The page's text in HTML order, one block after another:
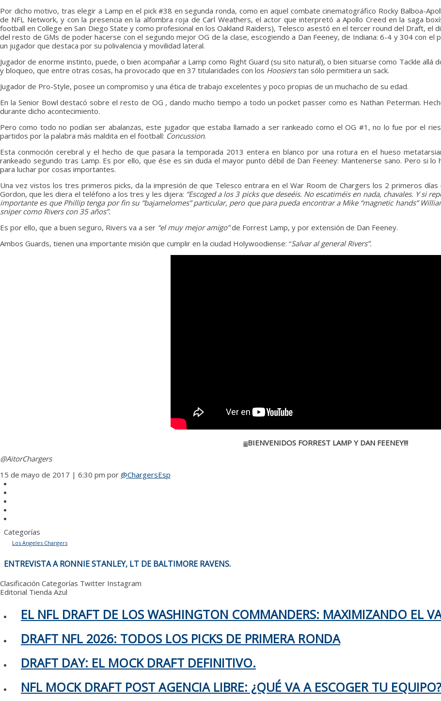
Por dicho motivo, tras elegir a Lamp en el pick #38 en segunda ronda, como en aquel combate cinematográfico Rocky Balboa-
de NFL Network, y con la presencia en la alfombra roja de Carl Weathers, el actor que interpretó a Apollo Creed en la saga
football en College en San Diego State y como profesional en los Oakland Raiders), Telesco asestó en el tercer round del Draft,
del resto de GMs de poder hacerse con el segundo mejor OG de la clase, escogiendo a Dan Feeney, de Indiana: 6-4 y 304 con el
un jugador que destaca por su polivalencia y movilidad lateral.
Jugador de enorme instinto, puede, o bien acompañar a Lamp como Right Guard (su sito natural), o bien situarse como Tackle
y bloqueo, que entre otras cosas, ha provocado que en 37 titularidades con los Hoosierstan sólo permitiera un sack.
Jugador de Pro-Style, posee un compromiso y una ética de trabajo excelentes y poco propias de un muchacho de su edad.
En la Senior Bowl destacó sobre el resto de OG , dando mucho tiempo a todo un pocket passer como es Nathan Peterman.
durante dicho acontecimiento.
Pero como todo no podían ser abalanzas, este jugador que estaba llamado a ser rankeado como el OG #1, no lo fue por el
partidos por la palabra más maldita en el football: Concussion.
Esta conmoción cerebral y el hecho de que pasara la temporada 2013 entera en blanco por una rotura en el hueso
rankeado segundo tras Lamp. Es por ello, que ése es sin duda el mayor punto débil de Dan Feeney: Mantenerse sano. Pero si lo
para luchar por cosas importantes.
Una vez vistos los tres primeros picks, da la impresión de que Telesco entrara en el War Room de Chargers los 2 primeros
Gordon, que les diera el teléfono a los tres y les dijera: “Escoged a los 3 picks que deseéis. No escatiméis en nada, chavales. Y si
importante es que Phillip tenga por fin su “bajamelomes” particular, pero que para pueda encontrar a Mike “magnetic hands”
sniper como Rivers con 35 años”.
Es por ello, que a buen seguro, Rivers va a ser “el muy mejor amigo”de Forrest Lamp, y por extensión de Dan Feeney.
Ambos Guards, tienen una importante misión que cumplir en la ciudad Holywoodiense: “Salvar al general Rivers”.
¡¡¡BIENVENIDOS FORREST LAMP Y DAN FEENEY!!!
@AitorChargers
15 de mayo de 2017 | 6:30 pm por @ChargersEsp
Categorías
Los Angeles Chargers
NAVEGACIÓN
DE
ENTRADAS
ENTREVISTA A RONNIE STANLEY, LT DE BALTIMORE RAVENS.
Clasificación Categorías Twitter Instagram
Editorial Tienda Azul
EL NFL DRAFT DE LOS WASHINGTON COMMANDERS: MAXIMIZANDO EL
DRAFT NFL 2026: TODOS LOS PICKS DE PRIMERA RONDA
DRAFT DAY: EL MOCK DRAFT DEFINITIVO.
NFL MOCK DRAFT POST AGENCIA LIBRE: ¿QUÉ VA A ESCOGER TU EQUIPO?